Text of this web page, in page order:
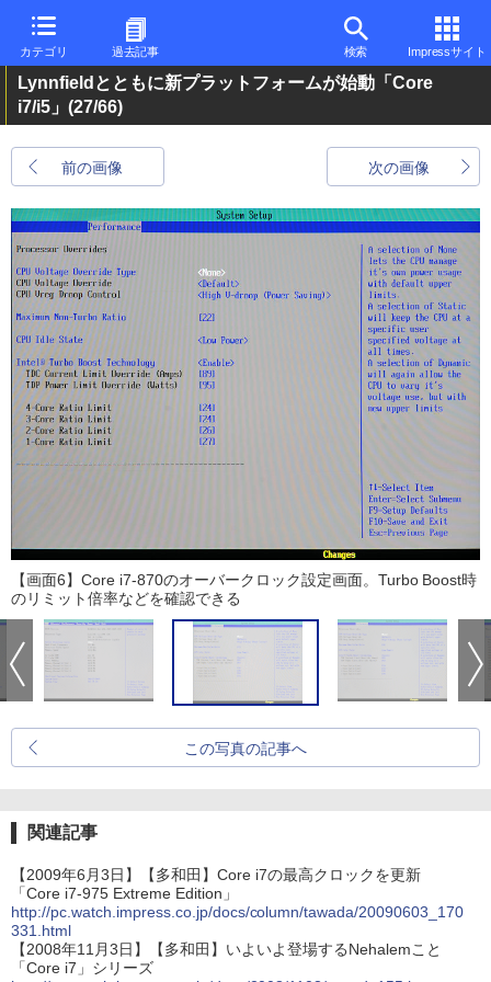
カテゴリ 過去記事 検索 Impressサイト
Lynnfieldとともに新プラットフォームが始動「Core
i7/i5」 (27/66)
前の画像 次の画像
【画面6】Core i7-870のオーバークロック設定画面。Turbo Boost時
のリミット倍率などを確認できる
この写真の記事へ
関連記事
【2009年6月3日】【多和田】Core i7の最高クロックを更新
「Core i7-975 Extreme Edition」
http://pc.watch.impress.co.jp/docs/column/tawada/20090603_170
331.html
【2008年11月3日】【多和田】いよいよ登場するNehalemこと
「Core i7」シリーズ